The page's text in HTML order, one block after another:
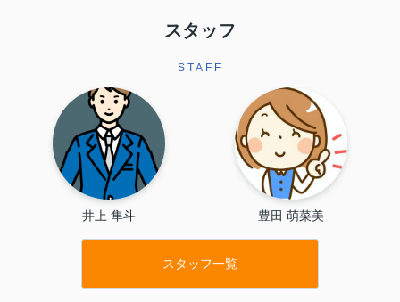
スタッフ
STAFF
井上 隼斗 豊田 萌菜美
スタッフ一覧